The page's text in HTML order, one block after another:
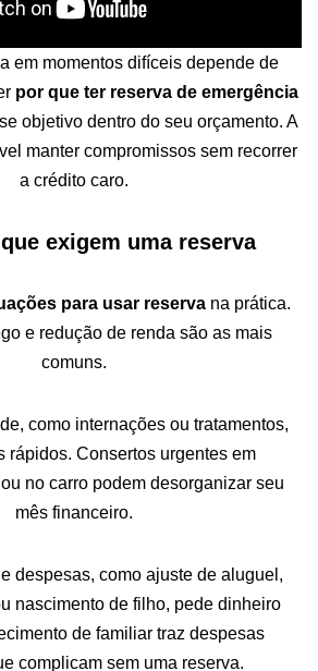
em momentos difíceis depende de
por que ter reserva de emergência
objetivo dentro do seu orçamento. A
manter compromissos sem recorrer
a crédito caro.
exigem uma reserva
para usar reservana prática.
e redução de renda são as mais
comuns.
como internações ou tratamentos,
rápidos. Consertos urgentes em
no carro podem desorganizar seu
mês financeiro.
despesas, como ajuste de aluguel,
nascimento de filho, pede dinheiro
de familiar traz despesas
complicam sem uma reserva.